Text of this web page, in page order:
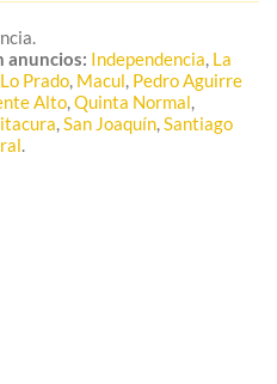
anuncios: Independencia, La
Lo Prado, Macul, Pedro Aguirre
Alto,Quinta Normal,
,San Joaquín,Santiago
.